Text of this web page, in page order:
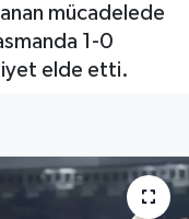
mücadelede
1-0
elde etti.